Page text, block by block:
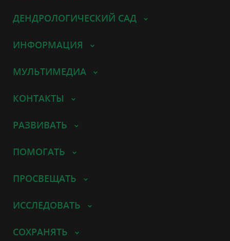
ДЕНДРОЛОГИЧЕСКИЙ САД
ИНФОРМАЦИЯ
МУЛЬТИМЕДИА
КОНТАКТЫ
РАЗВИВАТЬ
ПОМОГАТЬ
ПРОСВЕЩАТЬ
ИССЛЕДОВАТЬ
СОХРАНЯТЬ